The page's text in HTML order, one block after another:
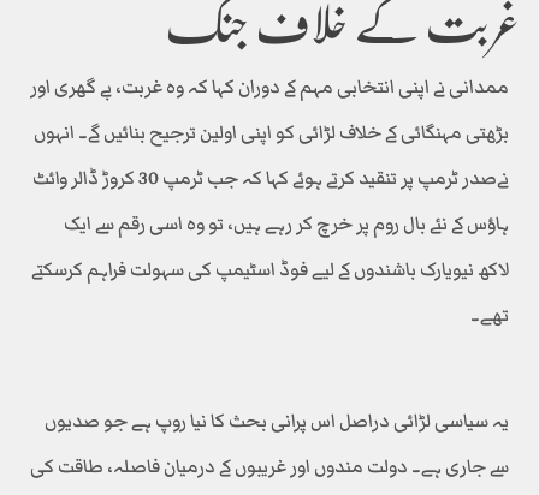
غربت کے خلاف جنگ
ممدانی نے اپنی انتخابی مہم کے دوران کہا کہ وہ غربت، بے گھری اور
بڑھتی مہنگائی کے خلاف لڑائی کو اپنی اولین ترجیح بنائیں گے۔ انہوں
نےصدر ٹرمپ پر تنقید کرتے ہوئے کہا کہ جب ٹرمپ 30 کروڑ ڈالر وائٹ
ہاؤس کے نئے بال روم پر خرچ کر رہے ہیں، تو وہ اسی رقم سے ایک
لاکھ نیویارک باشندوں کے لیے فوڈ اسٹیمپ کی سہولت فراہم کرسکتے
تھے۔
یہ سیاسی لڑائی دراصل اس پرانی بحث کا نیا روپ ہے جو صدیوں
سے جاری ہے۔ دولت مندوں اور غریبوں کے درمیان فاصلہ، طاقت کی